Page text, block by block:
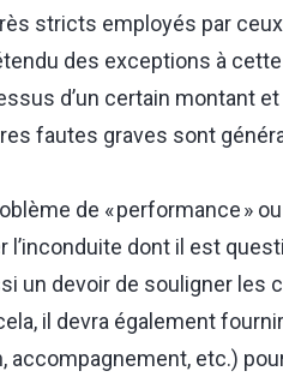
stricts employés par
des exceptions à
d’un certain montant
fautes graves sont
de « performance »
l’inconduite dont il est
un devoir de souligner les
il devra également
etc.)